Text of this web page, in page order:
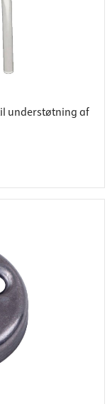
understøtning af